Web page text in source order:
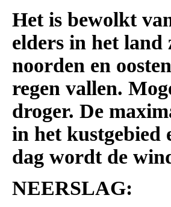
Het is bewolkt
elders in het land
noorden en
regen vallen.
droger. De
in het kustgebied
dag wordt de
NEERSLAG: